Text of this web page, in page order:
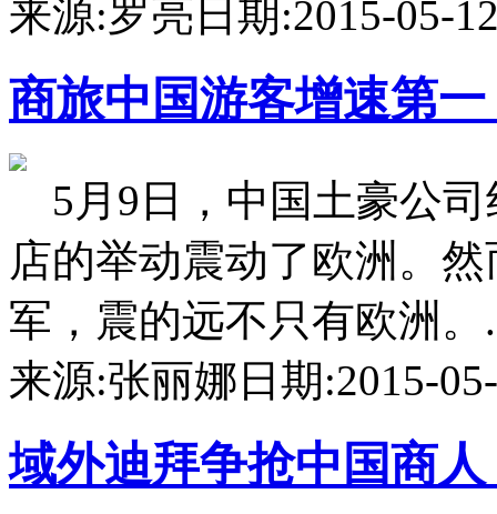
来源:罗亮 日期:2015-05-
商旅中国游客增速第
5月9日，中国土豪公司
店的举动震动了欧洲。
军，震的远不只有欧洲。
来源:张丽娜 日期:2015-
域外迪拜争抢中国商